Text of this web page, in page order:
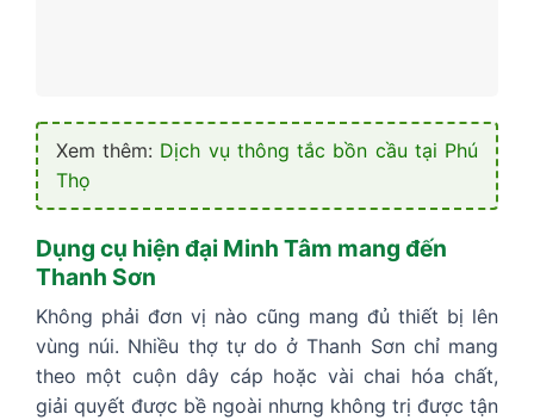
Xem thêm: Dịch vụ thông tắc bồn cầu tại Phú
Thọ
Dụng cụ hiện đại Minh Tâm mang đến
Thanh Sơn
Không phải đơn vị nào cũng mang đủ thiết bị lên
vùng núi. Nhiều thợ tự do ở Thanh Sơn chỉ mang
theo một cuộn dây cáp hoặc vài chai hóa chất,
giải quyết được bề ngoài nhưng không trị được tận